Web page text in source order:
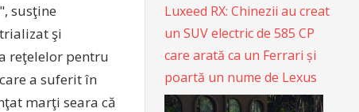
susţine
şi
reţelelor pentru
a suferit în
marţi seara că
Luxeed RX: Chinezii au creat
un SUV electric de 585 CP
care arată ca un Ferrari și
poartă un nume de Lexus